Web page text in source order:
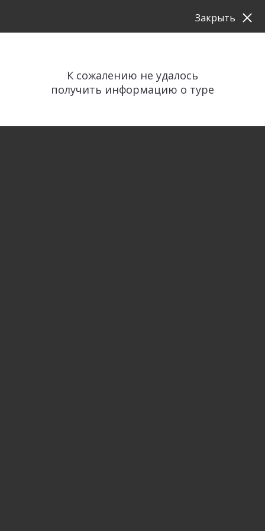
К сожалению не удалось
получить информацию о туре
Закрыть